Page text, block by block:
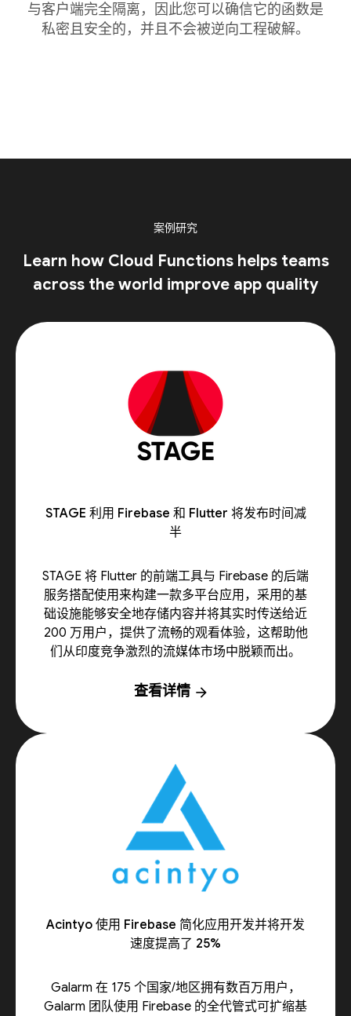
与客户端完全隔离，因此您可以确信它的函数是
私密且安全的，并且不会被逆向工程破解。
案例研究
Learn how Cloud Functions helps teams
across the world improve app quality
STAGE 利用 Firebase 和 Flutter 将发布时间减
半
STAGE 将 Flutter 的前端工具与 Firebase 的后端
服务搭配使用来构建一款多平台应用，采用的基
础设施能够安全地存储内容并将其实时传送给近
200 万用户，提供了流畅的观看体验，这帮助他
们从印度竞争激烈的流媒体市场中脱颖而出。
查看详情 arrow_forward
Acintyo 使用 Firebase 简化应用开发并将开发
速度提高了 25%
Galarm 在 175 个国家/地区拥有数百万用户，
Galarm 团队使用 Firebase 的全代管式可扩缩基